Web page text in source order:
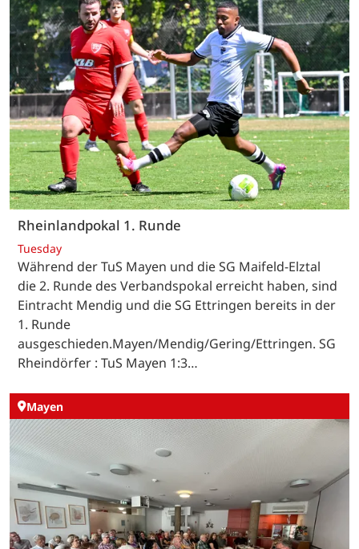
Rheinlandpokal 1. Runde
Tuesday
Während der TuS Mayen und die SG Maifeld-Elztal
die 2. Runde des Verbandspokal erreicht haben, sind
Eintracht Mendig und die SG Ettringen bereits in der
1. Runde
ausgeschieden.Mayen/Mendig/Gering/Ettringen. SG
Rheindörfer : TuS Mayen 1:3…
Mayen